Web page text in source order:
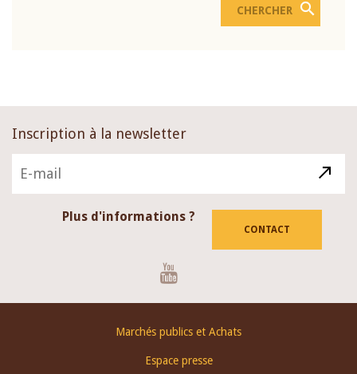
Inscription à la newsletter
Plus d'informations ?
CONTACT
Marchés publics et Achats
Espace presse